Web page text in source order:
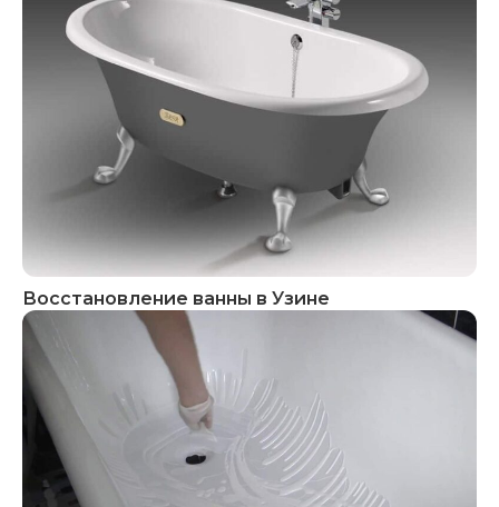
Восстановление ванны в Узине